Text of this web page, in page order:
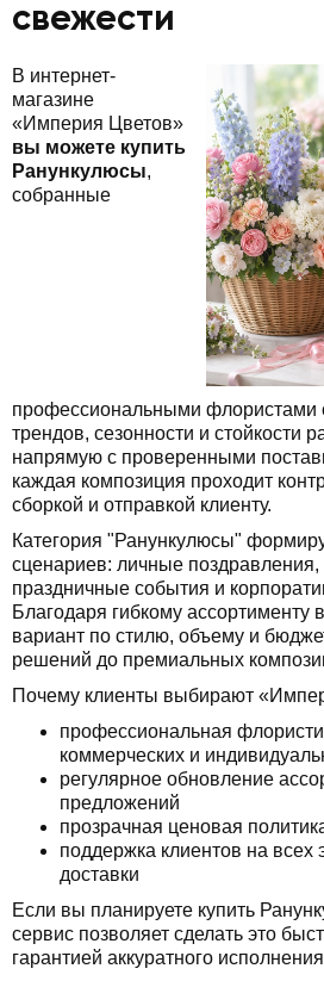
свежести
В интернет-
магазине
«Империя Цветов»
вы можете купить
Ранункулюсы,
собранные
профессиональными флористами
трендов, сезонности и стойкости
напрямую с проверенными
каждая композиция проходит
сборкой и отправкой клиенту.
Категория "Ранункулюсы"
сценариев: личные
праздничные события и
Благодаря гибкому ассортименту
вариант по стилю, объему и
решений до премиальных
Почему клиенты выбирают
профессиональная
коммерческих и
регулярное обновление
предложений
прозрачная ценовая
поддержка клиентов на
доставки
Если вы планируете купить
сервис позволяет сделать это
гарантией аккуратного